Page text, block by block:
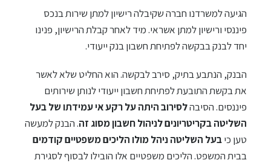
הגיעה למשרדנו חברה שקיבלה רישיון למתן שירות בנכס
פיננסי ורישיון למתן אשראי. מיד לאחר קבלת הרישיון, פנינו
יחד לבנק בבקשה לפתיחת חשבון בנק ייעודי.
הבנק, הנתבע בתיק, סירב לבקשה. הוא החליט שלא לאשר
את בקשת התובעת לפתיחת חשבון ייעודי לנותן שירותים
פיננסים. הסיבהלסירוב היתה על רקע אי עמידתו של בעל
השליטה בקריטריונים לניהול חשבון מסוג זה. הבנק למעשה
טען כיבעל השליטה ניהל מולו הליכים משפטיים קודמים
בבית המשפט. הליכים משפטיים אלו הובילו לבסוף לסגירת